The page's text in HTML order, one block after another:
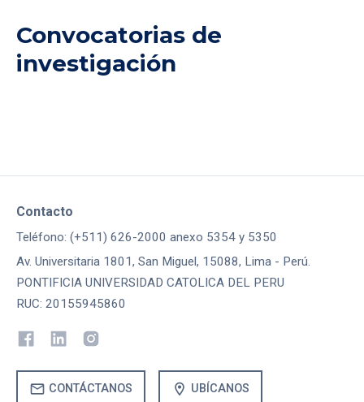
Convocatorias de
investigación
Contacto
Teléfono: (+511) 626-2000 anexo 5354 y 5350
Av. Universitaria 1801, San Miguel, 15088, Lima - Perú.
PONTIFICIA UNIVERSIDAD CATOLICA DEL PERU
RUC: 20155945860
mail CONTÁCTANOS location_on UBÍCANOS